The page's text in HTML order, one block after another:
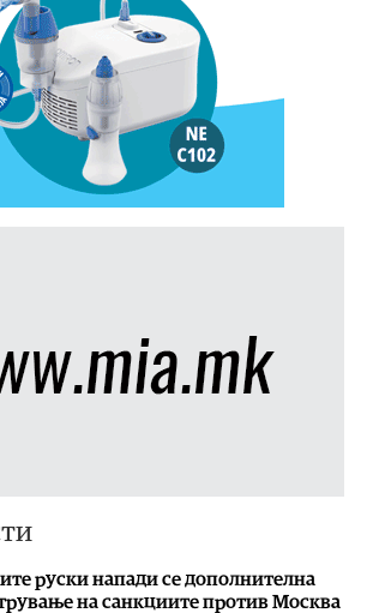
руски напади се дополнителна
на санкциите против Москва